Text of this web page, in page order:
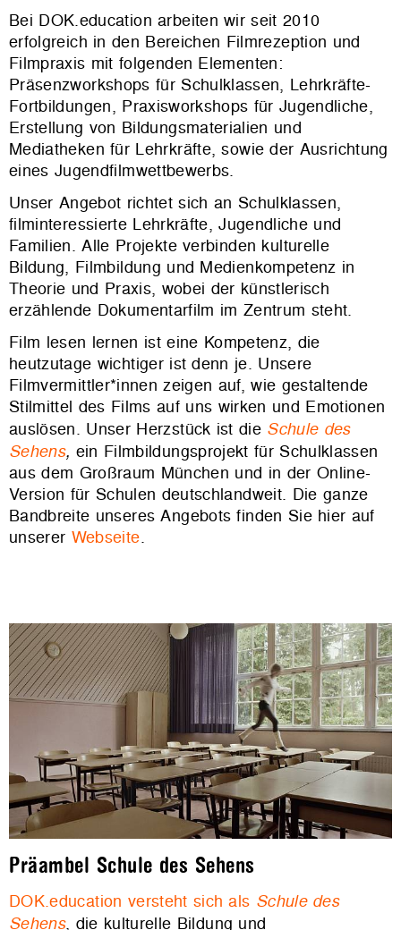
Bei DOK.education arbeiten wir seit 2010
erfolgreich in den Bereichen Filmrezeption und
Filmpraxis mit folgenden Elementen:
Präsenzworkshops für Schulklassen, Lehrkräfte-
Fortbildungen, Praxisworkshops für Jugendliche,
Erstellung von Bildungsmaterialien und
Mediatheken für Lehrkräfte, sowie der Ausrichtung
eines Jugendfilmwettbewerbs.
Unser Angebot richtet sich an Schulklassen,
filminteressierte Lehrkräfte, Jugendliche und
Familien. Alle Projekte verbinden kulturelle
Bildung, Filmbildung und Medienkompetenz in
Theorie und Praxis, wobei der künstlerisch
erzählende Dokumentarfilm im Zentrum steht.
Film lesen lernen ist eine Kompetenz, die
heutzutage wichtiger ist denn je. Unsere
Filmvermittler*innen zeigen auf, wie gestaltende
Stilmittel des Films auf uns wirken und Emotionen
auslösen. Unser Herzstück ist die Schule des
Sehens, ein Filmbildungsprojekt für Schulklassen
aus dem Großraum München und in der Online-
Version für Schulen deutschlandweit. Die ganze
Bandbreite unseres Angebots finden Sie hier auf
unserer Webseite.
Präambel Schule des Sehens
DOK.education versteht sich als Schule des
Sehens, die kulturelle Bildung und